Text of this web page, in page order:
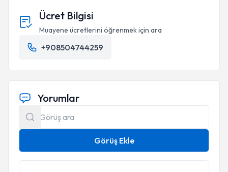
Ücret Bilgisi
Muayene ücretlerini öğrenmek için ara
+908504744259
Yorumlar
Görüş Ekle